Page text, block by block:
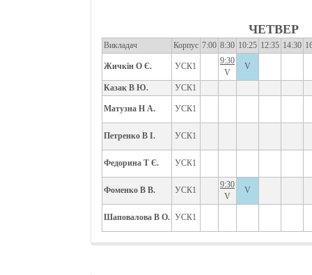
ЧЕТВЕР
Викладач Корпус 7:00 8:30 10:25 12:35 14:30
Жичкін О Є. УСК1
9:30
V
V
Казак В Ю. УСК1
Матузна Н А. УСК1
Петренко В І. УСК1
Федорина Т Є. УСК1
Фоменко В В. УСК1
9:30
V
V
Шаповалова В О. УСК1